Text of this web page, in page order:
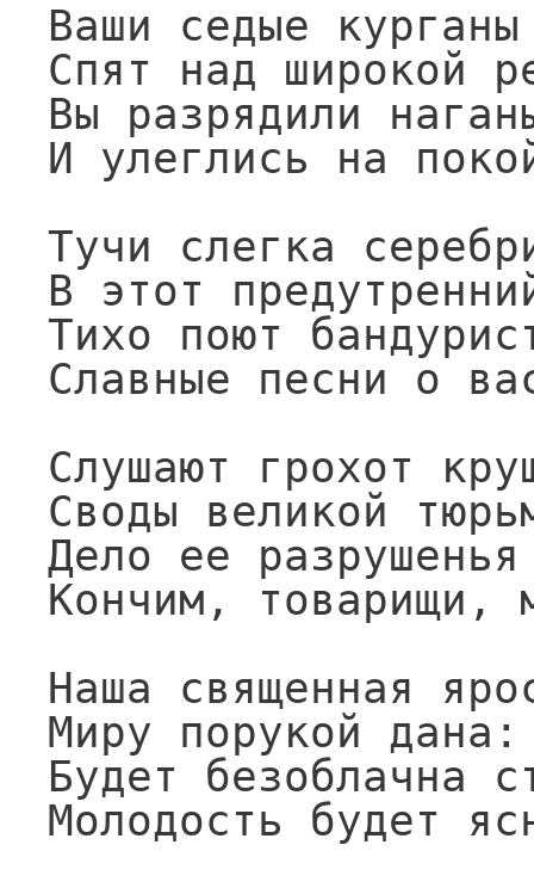
Ваши седые курганы
Спят над широкой
Вы разрядили
И улеглись на
Тучи слегка
В этот
Тихо поют
Славные песни о
Слушают грохот
Своды великой
Дело ее разрушенья
Кончим, товарищи,
Наша священная
Миру порукой дана:
Будет безоблачна
Молодость будет